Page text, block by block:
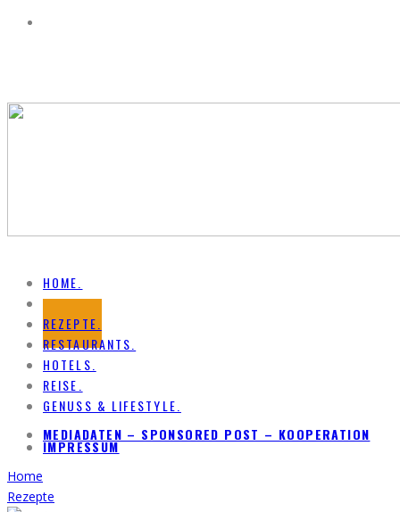
HOME.
NEWS.
REZEPTE.
RESTAURANTS.
HOTELS.
REISE.
GENUSS & LIFESTYLE.
MEDIADATEN – SPONSORED POST – KOOPERATION
IMPRESSUM
Home
Rezepte